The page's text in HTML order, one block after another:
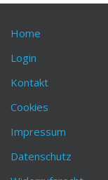
Home
Login
Kontakt
Cookies
Impressum
Datenschutz